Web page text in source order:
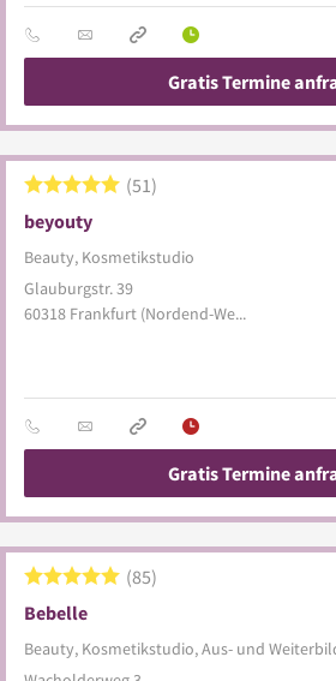
Gratis Termine
beyouty
Beauty, Kosmetikstudio
51
Glauburgstr. 39
60318 Frankfurt (Nordend-West)
Gratis Termine
Bebelle
Beauty, Kosmetikstudio, Aus- und
85